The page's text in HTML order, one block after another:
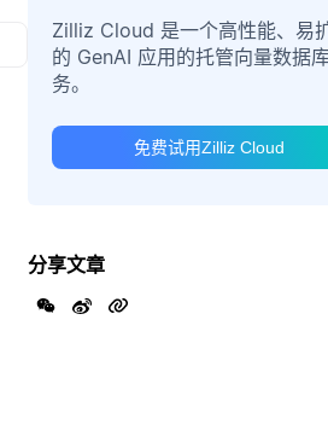
Zilliz Cloud 是一个高性能、易
的 GenAI 应用的托管向量数据
务。
免费试用Zilliz Cloud
分享文章